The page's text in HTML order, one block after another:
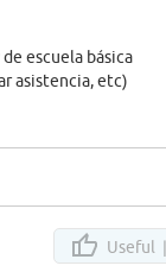
escuela básica
asistencia, etc)
Useful |